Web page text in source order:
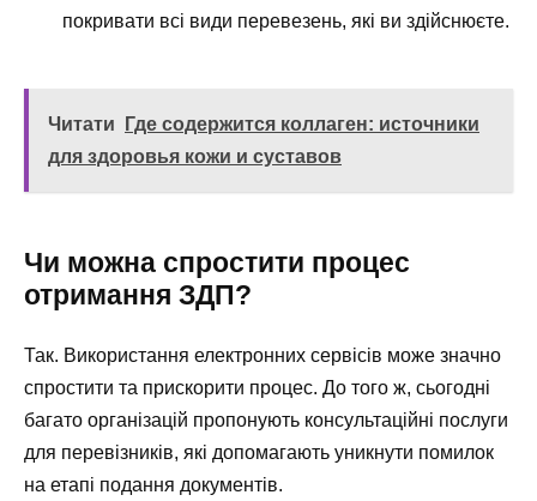
покривати всі види перевезень, які ви здійснюєте.
Читати
Где содержится коллаген: источники
для здоровья кожи и суставов
Чи можна спростити процес
отримання ЗДП?
Так. Використання електронних сервісів може значно
спростити та прискорити процес. До того ж, сьогодні
багато організацій пропонують консультаційні послуги
для перевізників, які допомагають уникнути помилок
на етапі подання документів.